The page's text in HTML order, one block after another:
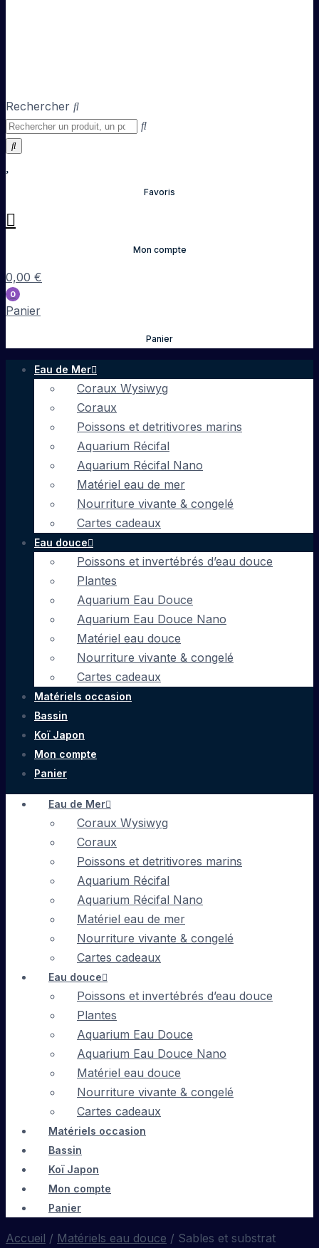
Rechercher
Favoris
Mon compte
0,00 €
0
Panier
Panier
Eau de Mer
Coraux Wysiwyg
Coraux
Poissons et detritivores marins
Aquarium Récifal
Aquarium Récifal Nano
Matériel eau de mer
Nourriture vivante & congelé
Cartes cadeaux
Eau douce
Poissons et invertébrés d’eau douce
Plantes
Aquarium Eau Douce
Aquarium Eau Douce Nano
Matériel eau douce
Nourriture vivante & congelé
Cartes cadeaux
Matériels occasion
Bassin
Koï Japon
Mon compte
Panier
Eau de Mer
Coraux Wysiwyg
Coraux
Poissons et detritivores marins
Aquarium Récifal
Aquarium Récifal Nano
Matériel eau de mer
Nourriture vivante & congelé
Cartes cadeaux
Eau douce
Poissons et invertébrés d’eau douce
Plantes
Aquarium Eau Douce
Aquarium Eau Douce Nano
Matériel eau douce
Nourriture vivante & congelé
Cartes cadeaux
Matériels occasion
Bassin
Koï Japon
Mon compte
Panier
Accueil / Matériels eau douce / Sables et substrat